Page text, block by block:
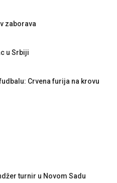
zaborava
u Srbiji
Crvena furija na krovu
turnir u Novom Sadu